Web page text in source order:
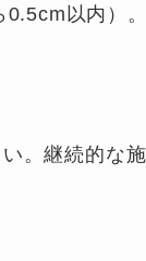
0.5cm以内）
。継続的な施